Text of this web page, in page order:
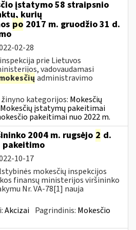
įstatymo 58 straipsnio
kurių
po 2017 m. gruodžio 31 d.
02-28
inspekcija prie Lietuvos
vadovaudamasi
administravimo
žinyno kategorijos: Mokesčių
įstatymų pakeitimai
pakeitimai nuo 2022 m.
2004 m. rugsėjo 2 d.
pakeitimo
10-17
mokesčių inspekcijos
finansų ministerijos viršininko
Nr. VA-78[1] nauja
Akcizai Pagrindinis: Mokesčio